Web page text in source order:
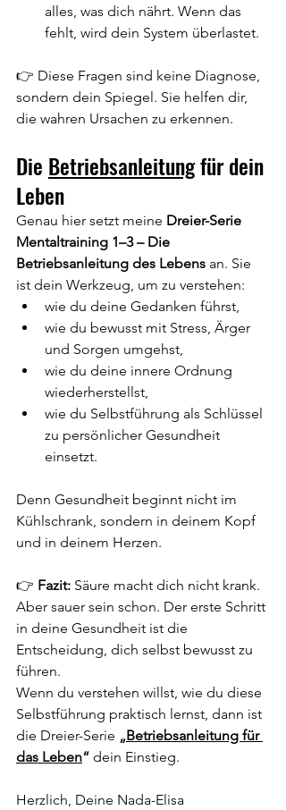
alles, was dich nährt. Wenn das
fehlt, wird dein System überlastet.
👉 Diese Fragen sind keine Diagnose,
sondern dein Spiegel. Sie helfen dir,
die wahren Ursachen zu erkennen.
Die Betriebsanleitung für dein
Leben
Genau hier setzt meine Dreier-Serie
Mentaltraining 1–3 – Die
Betriebsanleitung des Lebens an. Sie
ist dein Werkzeug, um zu verstehen:
wie du deine Gedanken führst,
wie du bewusst mit Stress, Ärger
und Sorgen umgehst,
wie du deine innere Ordnung
wiederherstellst,
wie du Selbstführung als Schlüssel
zu persönlicher Gesundheit
einsetzt.
Denn Gesundheit beginnt nicht im
Kühlschrank, sondern in deinem Kopf
und in deinem Herzen.
👉 Fazit: Säure macht dich nicht krank.
Aber sauer sein schon. Der erste Schritt
in deine Gesundheit ist die
Entscheidung, dich selbst bewusst zu
führen.
Wenn du verstehen willst, wie du diese
Selbstführung praktisch lernst, dann ist
die Dreier-Serie „Betriebsanleitung für
das Leben“ dein Einstieg.
Herzlich, Deine Nada-Elisa